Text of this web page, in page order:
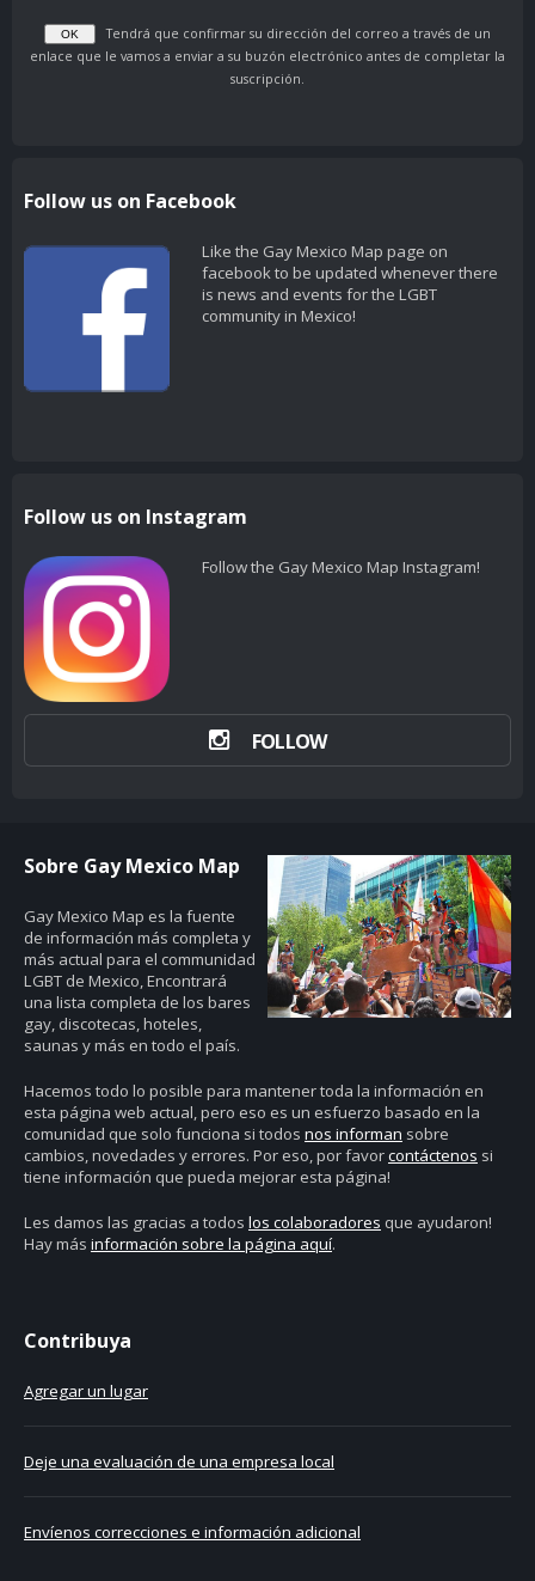
Tendrá que confirmar su dirección del correo a través de un
enlace que le vamos a enviar a su buzón electrónico antes de completar la
suscripción.
Follow us on Facebook
Like the Gay Mexico Map page on
facebook to be updated whenever there
is news and events for the LGBT
community in Mexico!
Follow us on Instagram
Follow the Gay Mexico Map Instagram!
FOLLOW
Sobre Gay Mexico Map
Gay Mexico Map es la fuente
de información más completa y
más actual para el communidad
LGBT de Mexico, Encontrará
una lista completa de los bares
gay, discotecas, hoteles,
saunas y más en todo el país.
Hacemos todo lo posible para mantener toda la información en
esta página web actual, pero eso es un esfuerzo basado en la
comunidad que solo funciona si todos nos informan sobre
cambios, novedades y errores. Por eso, por favorcontáctenos si
tiene información que pueda mejorar esta página!
Les damos las gracias a todos los colaboradores que ayudaron!
Hay más información sobre la página aquí.
Contribuya
Agregar un lugar
Deje una evaluación de una empresa local
Envíenos correcciones e información adicional